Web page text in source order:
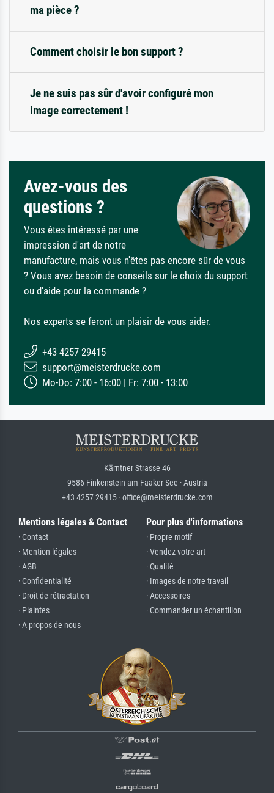
ma pièce ?
Comment choisir le bon support ?
Je ne suis pas sûr d'avoir configuré mon
image correctement !
Avez-vous des
questions ?
Vous êtes intéressé par une
impression d'art de notre
manufacture, mais vous n'êtes pas encore sûr de vous
? Vous avez besoin de conseils sur le choix du support
ou d'aide pour la commande ?
Nos experts se feront un plaisir de vous aider.
+43 4257 29415
support@meisterdrucke.com
Mo-Do: 7:00 - 16:00 | Fr: 7:00 - 13:00
Kärntner Strasse 46
9586 Finkenstein am Faaker See · Austria
+43 4257 29415 · office@meisterdrucke.com
Mentions légales & Contact
· Contact
· Mention légales
· AGB
· Confidentialité
· Droit de rétractation
· Plaintes
· A propos de nous
Pour plus d'informations
· Propre motif
· Vendez votre art
· Qualité
· Images de notre travail
· Accessoires
· Commander un échantillon